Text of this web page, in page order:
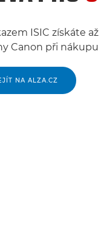
ISIC získáte
Canon při nákupu
NA ALZA.CZ